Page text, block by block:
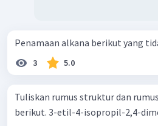
Penamaan alkana berikut yang
3 5.0
Tuliskan rumus struktur dan
berikut. 3-etil-4-isopropil-2,4-